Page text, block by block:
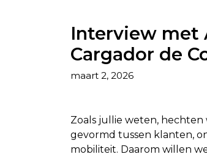
Interview met
Cargador de
maart 2, 2026
Zoals jullie weten, hechten
gevormd tussen klanten,
mobiliteit. Daarom willen